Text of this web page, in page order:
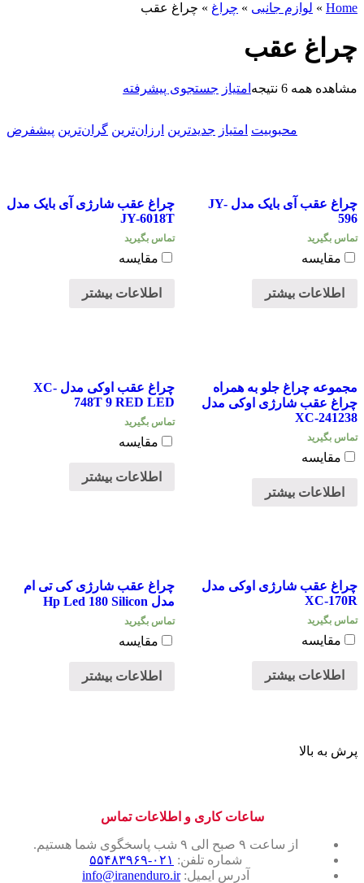
Home
» لوازم جانبی » چراغ » چراغ عقب
چراغ عقب
مشاهده همه 6 نتیجه
محبوبیت امتیاز جدیدترین ارزان‌ترین گران‌ترین پیشفرض
امتیاز جستجوی پیشرفته
چراغ عقب آی بایک مدل JY-
596
تماس بگیرید
مقایسه
اطلاعات بیشتر
چراغ عقب شارژی آی بایک مدل
JY-6018T
تماس بگیرید
مقایسه
اطلاعات بیشتر
مجموعه چراغ جلو به همراه
چراغ عقب شارژی اوکی مدل
XC-241238
تماس بگیرید
مقایسه
اطلاعات بیشتر
چراغ عقب اوکی مدل XC-
748T 9 RED LED
تماس بگیرید
مقایسه
اطلاعات بیشتر
چراغ عقب شارژی اوکی مدل
XC-170R
تماس بگیرید
مقایسه
اطلاعات بیشتر
چراغ عقب شارژی کی تی ام
مدل Hp Led 180 Silicon
تماس بگیرید
مقایسه
اطلاعات بیشتر
پرش به بالا
ساعات کاری و اطلاعات تماس
از ساعت ۹ صبح الی ۹ شب پاسخگوی شما هستیم.
شماره تلفن: ۰۲۱-۵۵۴۸۳۹۶۹
آدرس ایمیل:info@iranenduro.ir